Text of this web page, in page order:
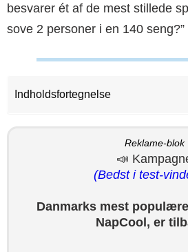
besvarer ét af de mest stillede
sove 2 personer i en 140
Indholdsfortegnelse
Reklame-blok
📣
(Bedst i test-
Danmarks mest
NapCool, er